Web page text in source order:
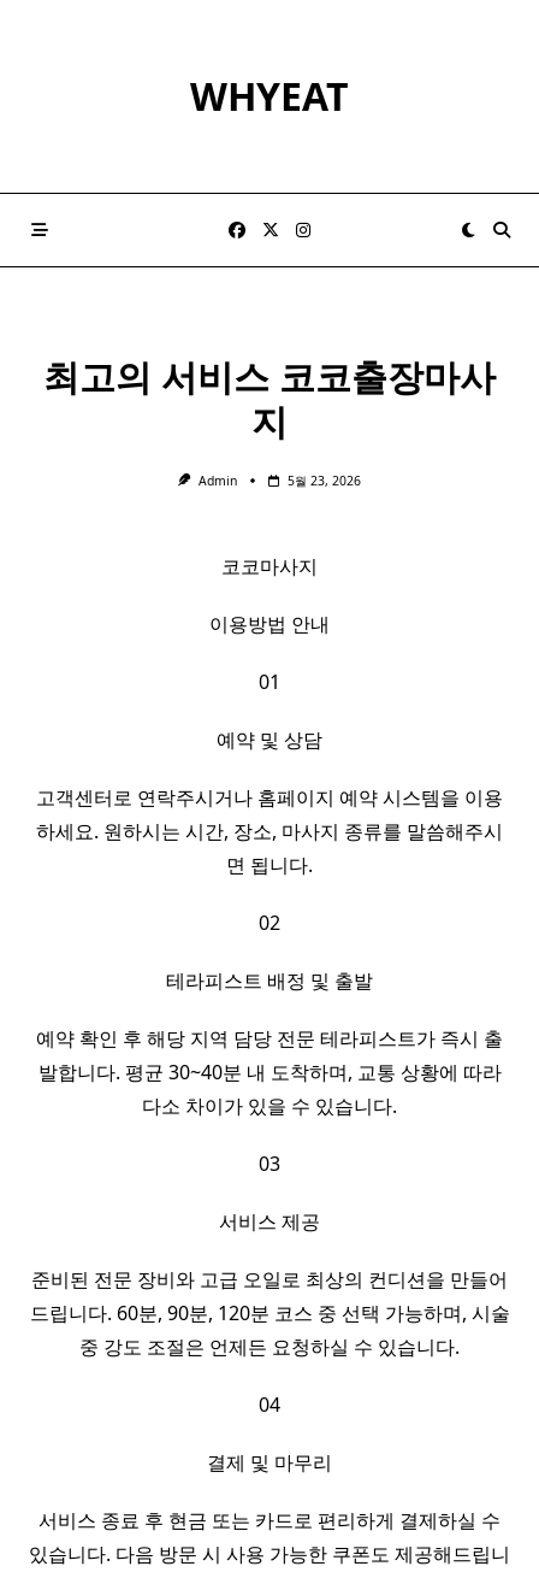
WHYEAT
최고의 서비스 코코출장마사
지
Admin 5월 23, 2026
코코마사지
이용방법 안내
01
예약 및 상담
고객센터로 연락주시거나 홈페이지 예약 시스템을 이용
하세요. 원하시는 시간, 장소, 마사지 종류를 말씀해주시
면 됩니다.
02
테라피스트 배정 및 출발
예약 확인 후 해당 지역 담당 전문 테라피스트가 즉시 출
발합니다. 평균 30~40분 내 도착하며, 교통 상황에 따라
다소 차이가 있을 수 있습니다.
03
서비스 제공
준비된 전문 장비와 고급 오일로 최상의 컨디션을 만들어
드립니다. 60분, 90분, 120분 코스 중 선택 가능하며, 시술
중 강도 조절은 언제든 요청하실 수 있습니다.
04
결제 및 마무리
서비스 종료 후 현금 또는 카드로 편리하게 결제하실 수
있습니다. 다음 방문 시 사용 가능한 쿠폰도 제공해드립니